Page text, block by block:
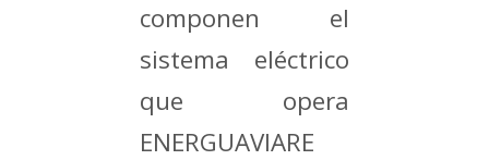
componen el
sistema eléctrico
que opera
ENERGUAVIARE